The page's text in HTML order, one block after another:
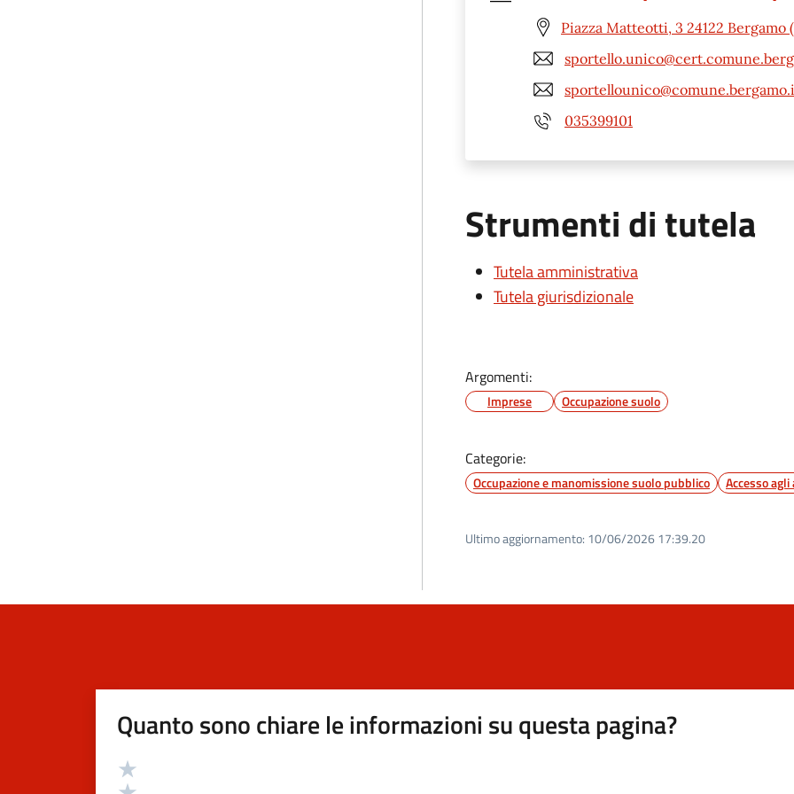
Piazza Matteotti, 3 24122 Bergamo
035399101
Strumenti di tutela
Tutela amministrativa
Tutela giurisdizionale
Argomenti:
Imprese Occupazione suolo
Categorie:
Occupazione e manomissione suolo pubblico Accesso
Ultimo aggiornamento: 10/06/2026 17:39.20
Quanto sono chiare le informazioni su questa pagina?
Valutazione